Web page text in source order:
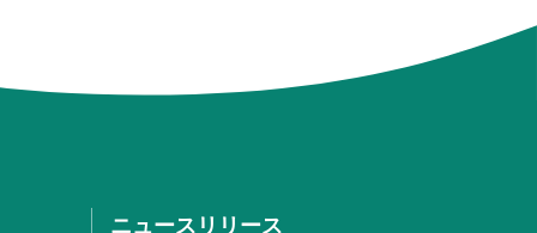
ニュースリリース